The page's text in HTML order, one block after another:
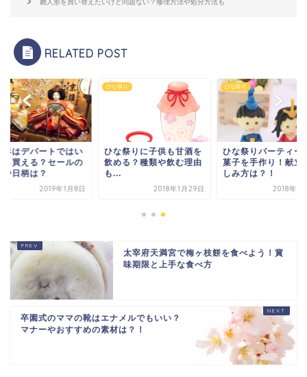
雛人形を買い替えたいけど問題ない？修理方法や処分方法も
RELATED POST
形はデパートではい
ら買える？セールの
や日柄は？
2019年1月8日
ひな祭り
ひな祭りに子供も甘酒を
飲める？種類や飲む理由
も...
2018年1月29日
ひな祭り
ひな祭りパーティー
菓子を手作り！献立
しみ方は？！
2018年1
太宰府天満宮で梅ヶ枝餅を食べよう！賞
味期限と上手な食べ方
卒園式のママの靴はエナメルでもいい？
マナーやおすすめの素材は？！